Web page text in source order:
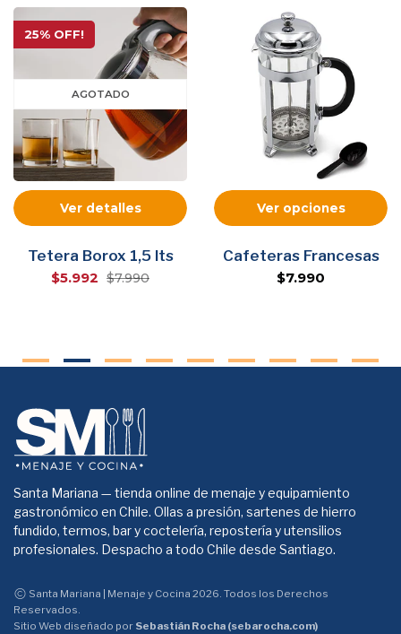
Ver detalles
25% OFF!
AGOTADO
Tetera Borox 1,5 lts
$5.992 $7.990
Ver opciones
Cafeteras Francesas
$7.990
Santa Mariana — tienda online de menaje y equipamiento
gastronómico en Chile. Ollas a presión, sartenes de hierro
fundido, termos, bar y coctelería, repostería y utensilios
profesionales. Despacho a todo Chile desde Santiago.
Santa Mariana | Menaje y Cocina 2026. Todos los Derechos
Reservados.
Sitio Web diseñado por Sebastián Rocha (sebarocha.com)